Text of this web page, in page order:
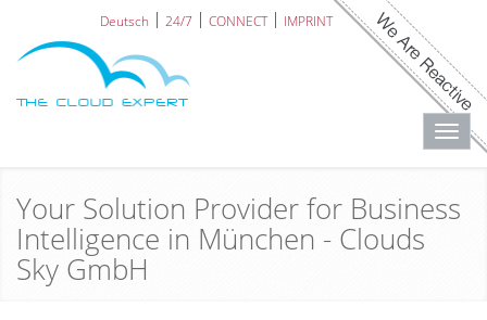
Deutsch 24/7 CONNECT IMPRINT
Your Solution Provider for Business
Intelligence in München - Clouds
Sky GmbH